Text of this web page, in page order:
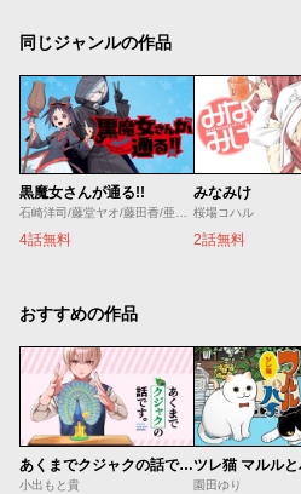
同じジャンルの作品
黒魔女さんが通る!!
石崎洋司/藤堂ヤオ/藤田香/亜沙美
4話無料
みなみけ
桜場コハル
2話無料
おすすめの作品
あくまでクジャクの話です。
小出もと貴
ツレ猫 マルル
園田ゆり